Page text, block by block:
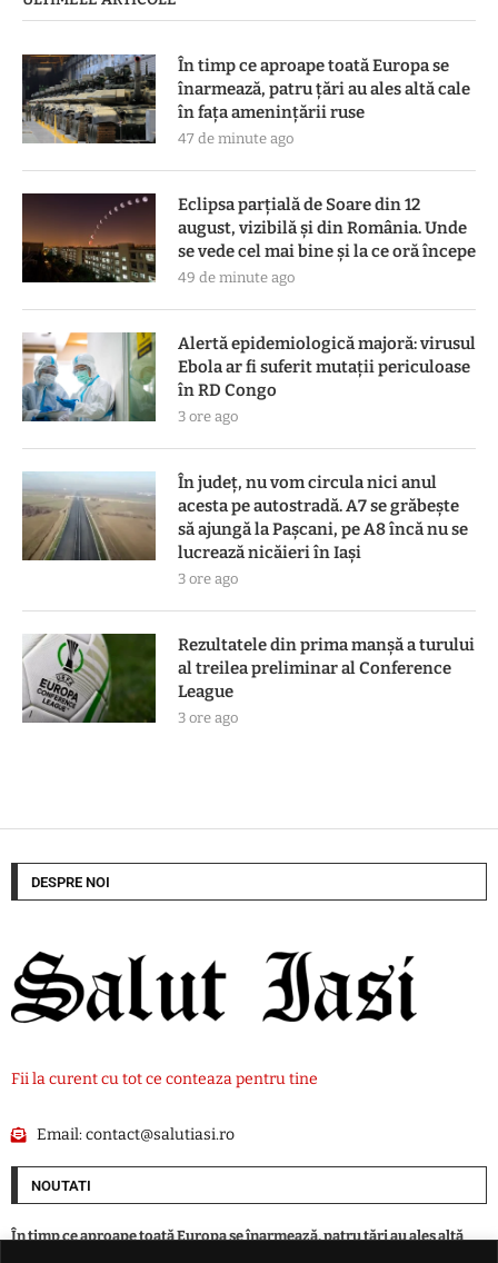
În timp ce aproape toată Europa se
înarmează, patru ţări au ales altă cale
în faţa ameninţării ruse
47 de minute ago
Eclipsa parțială de Soare din 12
august, vizibilă și din România. Unde
se vede cel mai bine și la ce oră începe
49 de minute ago
Alertă epidemiologică majoră: virusul
Ebola ar fi suferit mutații periculoase
în RD Congo
3 ore ago
În județ, nu vom circula nici anul
acesta pe autostradă. A7 se grăbește
să ajungă la Pașcani, pe A8 încă nu se
lucrează nicăieri în Iași
3 ore ago
Rezultatele din prima manşă a turului
al treilea preliminar al Conference
League
3 ore ago
DESPRE NOI
Fii la curent cu tot ce conteaza pentru tine
Email:contact@salutiasi.ro
NOUTATI
În timp ce aproape toată Europa se înarmează, patru ţări au ales altă